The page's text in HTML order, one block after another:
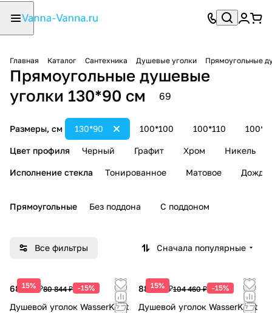
Главная Каталог Сантехника Душевые уголки Прямоугольные
Прямоугольные душевые
уголки 130*90 см
69
Размеры, см 100*100 100*110
130*90
Цвет профиля Черный Графит Хром Никель
Исполнение стекла Тонированное Матовое Дождь
Прямоугольные Без поддона С поддоном
Все фильтры Сначала популярные
15%
68 717 ₽80 844 ₽ -15%
Душевой уголок WasserKraft
15%
88 791 ₽104 460 ₽ -15%
Душевой уголок WasserKraft